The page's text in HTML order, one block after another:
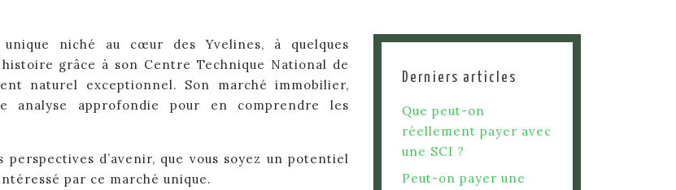
niché au cœur des Yvelines, à quelques
grâce à son Centre Technique National de
naturel exceptionnel. Son marché immobilier,
analyse approfondie pour en comprendre les
d’avenir, que vous soyez un potentiel
par ce marché unique.
Derniers articles
Que peut-on
réellement payer avec
une SCI ?
Peut-on payer une